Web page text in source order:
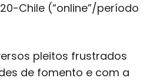
Chile (“online”/período
pleitos frustrados
de fomento e com a